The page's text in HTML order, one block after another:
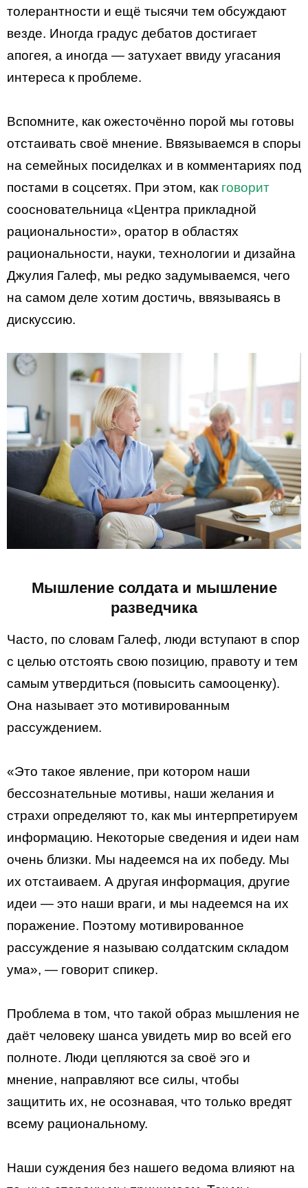
толерантности и ещё тысячи тем обсуждают
везде. Иногда градус дебатов достигает
апогея, а иногда — затухает ввиду угасания
интереса к проблеме.
Вспомните, как ожесточённо порой мы готовы
отстаивать своё мнение. Ввязываемся в споры
на семейных посиделках и в комментариях под
постами в соцсетях. При этом, как говорит
соосновательница «Центра прикладной
рациональности», оратор в областях
рациональности, науки, технологии и дизайна
Джулия Галеф, мы редко задумываемся, чего
на самом деле хотим достичь, ввязываясь в
дискуссию.
Мышление солдата и мышление
разведчика
Часто, по словам Галеф, люди вступают в спор
с целью отстоять свою позицию, правоту и тем
самым утвердиться (повысить самооценку).
Она называет это мотивированным
рассуждением.
«Это такое явление, при котором наши
бессознательные мотивы, наши желания и
страхи определяют то, как мы интерпретируем
информацию. Некоторые сведения и идеи нам
очень близки. Мы надеемся на их победу. Мы
их отстаиваем. А другая информация, другие
идеи — это наши враги, и мы надеемся на их
поражение. Поэтому мотивированное
рассуждение я называю солдатским складом
ума», — говорит спикер.
Проблема в том, что такой образ мышления не
даёт человеку шанса увидеть мир во всей его
полноте. Люди цепляются за своё эго и
мнение, направляют все силы, чтобы
защитить их, не осознавая, что только вредят
всему рациональному.
Наши суждения без нашего ведома влияют на